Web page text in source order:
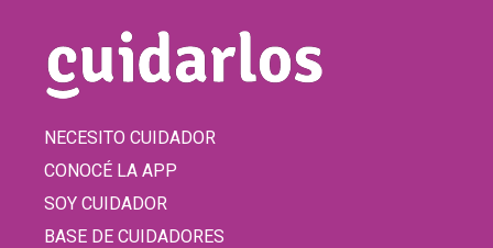
NECESITO CUIDADOR
CONOCÉ LA APP
SOY CUIDADOR
BASE DE CUIDADORES